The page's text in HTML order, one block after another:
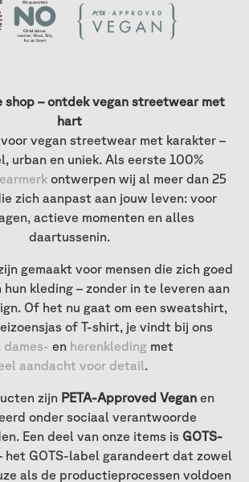
shop – ontdek vegan streetwear met
hart
vegan streetwear met karakter –
urban en uniek. Als eerste 100%
ontwerpen wij al meer dan 25
zich aanpast aan jouw leven: voor
actieve momenten en alles
daartussenin.
gemaakt voor mensen die zich goed
kleding – zonder in te leveren aan
Of het nu gaat om een sweatshirt,
of T-shirt, je vindt bij ons
dames- en herenkleding met
aandacht voor detail.
zijn PETA-Approved Veganen
onder sociaal verantwoorde
Een deel van onze items is GOTS-
het GOTS-label garandeert dat zowel
als de productieprocessen voldoen